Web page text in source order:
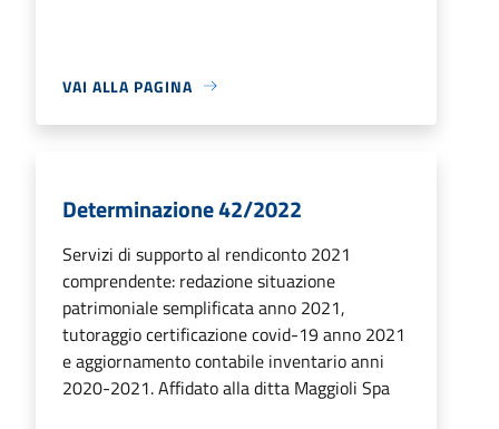
VAI ALLA PAGINA
Determinazione 42/2022
Servizi di supporto al rendiconto 2021
comprendente: redazione situazione
patrimoniale semplificata anno 2021,
tutoraggio certificazione covid-19 anno 2021
e aggiornamento contabile inventario anni
2020-2021. Affidato alla ditta Maggioli Spa